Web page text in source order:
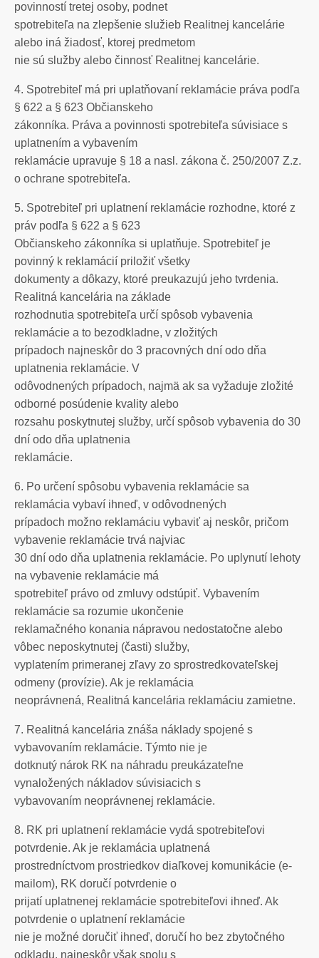
povinností tretej osoby, podnet
spotrebiteľa na zlepšenie služieb Realitnej kancelárie
alebo iná žiadosť, ktorej predmetom
nie sú služby alebo činnosť Realitnej kancelárie.
4. Spotrebiteľ má pri uplatňovaní reklamácie práva podľa
§ 622 a § 623 Občianskeho
zákonníka. Práva a povinnosti spotrebiteľa súvisiace s
uplatnením a vybavením
reklamácie upravuje § 18 a nasl. zákona č. 250/2007 Z.z.
o ochrane spotrebiteľa.
5. Spotrebiteľ pri uplatnení reklamácie rozhodne, ktoré z
práv podľa § 622 a § 623
Občianskeho zákonníka si uplatňuje. Spotrebiteľ je
povinný k reklamácií priložiť všetky
dokumenty a dôkazy, ktoré preukazujú jeho tvrdenia.
Realitná kancelária na základe
rozhodnutia spotrebiteľa určí spôsob vybavenia
reklamácie a to bezodkladne, v zložitých
prípadoch najneskôr do 3 pracovných dní odo dňa
uplatnenia reklamácie. V
odôvodnených prípadoch, najmä ak sa vyžaduje zložité
odborné posúdenie kvality alebo
rozsahu poskytnutej služby, určí spôsob vybavenia do 30
dní odo dňa uplatnenia
reklamácie.
6. Po určení spôsobu vybavenia reklamácie sa
reklamácia vybaví ihneď, v odôvodnených
prípadoch možno reklamáciu vybaviť aj neskôr, pričom
vybavenie reklamácie trvá najviac
30 dní odo dňa uplatnenia reklamácie. Po uplynutí lehoty
na vybavenie reklamácie má
spotrebiteľ právo od zmluvy odstúpiť. Vybavením
reklamácie sa rozumie ukončenie
reklamačného konania nápravou nedostatočne alebo
vôbec neposkytnutej (časti) služby,
vyplatením primeranej zľavy zo sprostredkovateľskej
odmeny (provízie). Ak je reklamácia
neoprávnená, Realitná kancelária reklamáciu zamietne.
7. Realitná kancelária znáša náklady spojené s
vybavovaním reklamácie. Týmto nie je
dotknutý nárok RK na náhradu preukázateľne
vynaložených nákladov súvisiacich s
vybavovaním neoprávnenej reklamácie.
8. RK pri uplatnení reklamácie vydá spotrebiteľovi
potvrdenie. Ak je reklamácia uplatnená
prostredníctvom prostriedkov diaľkovej komunikácie (e-
mailom), RK doručí potvrdenie o
prijatí uplatnenej reklamácie spotrebiteľovi ihneď. Ak
potvrdenie o uplatnení reklamácie
nie je možné doručiť ihneď, doručí ho bez zbytočného
odkladu, najneskôr však spolu s